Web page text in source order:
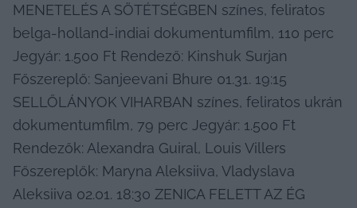
MENETELÉS A SÖTÉTSÉGBEN színes, feliratos
belga-holland-indiai dokumentumfilm, 110 perc
Jegyár: 1.500 Ft Rendező: Kinshuk Surjan
Főszereplő: Sanjeevani Bhure 01.31. 19:15
SELLŐLÁNYOK VIHARBAN színes, feliratos ukrán
dokumentumfilm, 79 perc Jegyár: 1.500 Ft
Rendezők: Alexandra Guiral, Louis Villers
Főszereplők: Maryna Aleksiiva, Vladyslava
Aleksiiva 02.01. 18:30 ZENICA FELETT AZ ÉG